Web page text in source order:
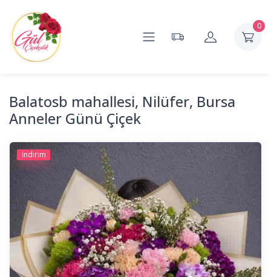
0
Balatosb mahallesi, Nilüfer, Bursa
Anneler Günü Çiçek
İndirim